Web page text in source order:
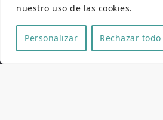
nuestro uso de las cookies.
Personalizar Rechazar todo